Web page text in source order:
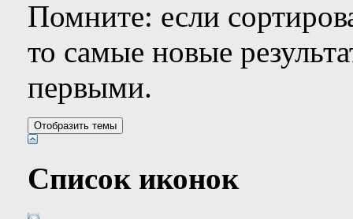
Помните: если
то самые новые
первыми.
Список иконок